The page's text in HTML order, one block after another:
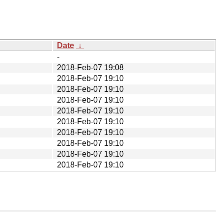
Date ↓
-
2018-Feb-07 19:08
2018-Feb-07 19:10
2018-Feb-07 19:10
2018-Feb-07 19:10
2018-Feb-07 19:10
2018-Feb-07 19:10
2018-Feb-07 19:10
2018-Feb-07 19:10
2018-Feb-07 19:10
2018-Feb-07 19:10